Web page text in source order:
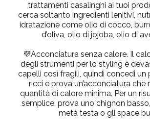
trattamenti casalinghi ai tuoi
cerca soltanto ingredienti lenitivi,
idratazione come olio di cocco,
d’oliva, olio di jojoba, olio di
💜Acconciatura senza calore. Il
degli strumenti per lo styling è
capelli così fragili, quindi concedi un
ricci e prova un’acconciatura che
quantità di calore minima. Per un
semplice, prova uno chignon
metà testa o gli space